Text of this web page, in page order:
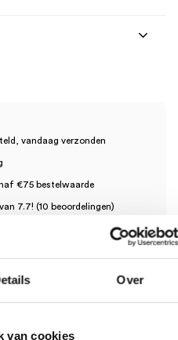
Over
van cookies
beoordelen
vandaag verzonden
€75 bestelwaarde
7.7! (10 beoordelingen)